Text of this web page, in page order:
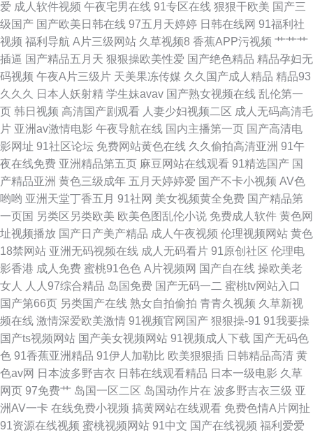
撸撸 丁香五月色播网 婷婷蜜桃婷婷伊人 丁香成人色网 日韩久久伊人 精品自
拍在线观看 91人人妻人人藻 玖玖色无码 中文八区2页 久久精品久久香蕉 色
欧美影网站 国产青青草热热热 91九色黄色视频 青青草原在线伊人 草莓视频
导航 综合九九 狼伊人久久 91在线观看网站 天堂网91 国产精品自在线拍国产
91老司机视频影院 日韩福利sss 福利视频导航我99 日韩91N视频 传媒视频
在线看 91专区在线欢看 91福利海角 午夜麻豆多人福利 九九打炮 成人福利在
线视频观看 91抖音 日本丁香五月 大香蕉青青超 91传媒综合网 欧美色图第一
页
爱 成人软件视频 午夜宅男在线 91专区在线 狠狠干欧美 国产三
级国产 国产欧美日韩在线 97五月天婷婷 日韩在线网 91福利社
视频 福利导航 A片三级网站 久草视频8 香蕉APP污视频 艹艹艹
插逼 国产精品五月天 狠狠操欧美性爱 国产绝色精品 精品孕妇无
码视频 午夜A片三级片 天美果冻传媒 久久国产成人精品 精品93
久久久
日本人妖射精 学生妹avav 国产熟女视频在线 乱伦第一
页 韩日视频 高清国产剧观看 人妻少妇视频二区 成人无码高清毛
片 亚洲av激情电影 午夜导航在线 国内主播第一页 国产高清电
影网址 91社区论坛 免费网站黄色在线 久久偷拍高清亚洲 91午
夜在线免费 亚洲精品第五页 麻豆网站在线观看 91精选国产 国
产精品亚洲 黄色三级成年 五月天婷婷爱 国产不卡小视频 AV色
哟哟 亚洲天堂丁香五月 91社网 美女视频黄全免费 国产精品第
一页国 另类区另类欧美 欧美色图乱伦小说 免费成人软件 黄色网
址视频播放 国产日产美产精品 成人午夜视频 伦理视频网站 黄色
18禁网站 亚洲无码视频在线 成人无码看片 91原创社区 伦理电
影香港 成人免费 蜜桃91色色 A片视频网 国产自在线 操欧美老
女人
人人97综合精品 岛国免费 国产无码一二 蜜桃tv网站入口
国产第66页 另类国产在线 熟女自拍偷拍 青青久视频 久草新视
频在线 激情深爱欧美激情 91视频官网国产 狠狠操-91 91我要操
国产ts视频网站 国产美女视频网站 91视频成人下载 国产无码色
色 91香蕉亚洲精品 91伊人加勒比 欧美狠狠插 日韩精品高清 黄
色av网 日本波多野吉衣 日韩在线观看精品 日本一级电影 久草
网页 97免费艹 岛国一区二区 岛国动作片在 波多野吉衣三级 亚
洲AV一卡 在线免费小视频 搞黄网站在线观看 免费色情A片网扯
91资源在线视频 蜜桃视频网站 91中文 国产在线视频 福利爱爱